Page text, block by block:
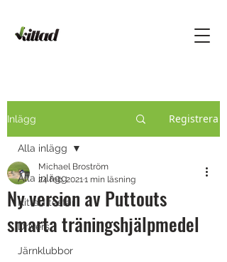
Inlägg Registrera
Alla inlägg
Kittad testar
Drivers
Järnklubbor
Alla inlägg
Ny version av Puttouts
smarta träningshjälpmedel
Michael Broström
24 feb. 20211 min läsning